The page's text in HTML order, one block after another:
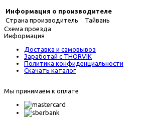
Информация о производителе
Страна производитель
Тайвань
Схема проезда
Информация
Доставка и самовывоз
Заработай с THORVIK
Политика конфиденциальности
Скачать каталог
Мы принимаем к оплате